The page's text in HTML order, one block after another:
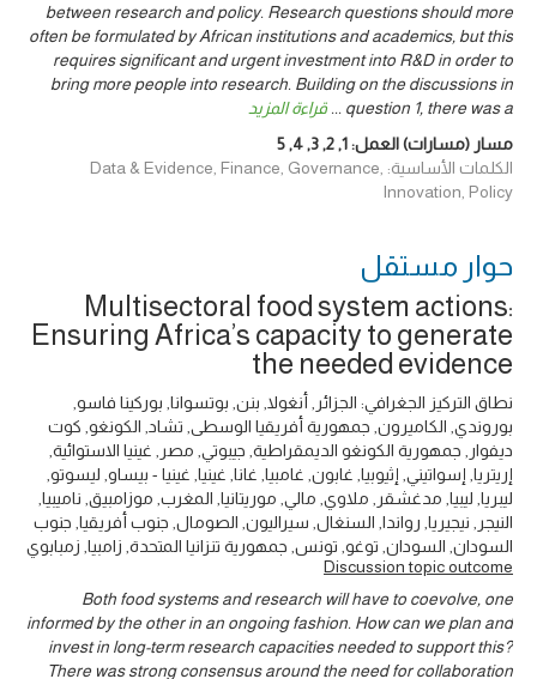
between research and policy. Research questions should more
often be formulated by African institutions and academics, but this
requires significant and urgent investment into R&D in order to
bring more people into research. Building on the discussions in
question 1, there was a
... قراءة المزيد
مسار (مسارات) العمل:1
,
2
,
3
,
4
,
5
الكلمات الأساسية: Data & Evidence, Finance, Governance,
Innovation, Policy
حوار ‎مستقل
Multisectoral food system actions:
Ensuring Africa’s capacity to generate
the needed evidence
نطاق التركيز الجغرافي: الجزائر, أنغولا, بنن, بوتسوانا, بوركينا فاسو,
بوروندي, الكاميرون, جمهورية أفريقيا الوسطى, تشاد, الكونغو, كوت
ديفوار, جمهورية الكونغو الديمقراطية, جيبوتي, مصر, غينيا الاستوائية,
إريتريا, إسواتيني, إثيوبيا, غابون, غامبيا, غانا, غينيا, غينيا - بيساو, ليسوتو,
ليبريا, ليبيا, مدغشقر, ملاوي, مالي, موريتانيا, المغرب, موزامبيق, ناميبيا,
النيجر, نيجيريا, رواندا, السنغال, سيراليون, الصومال, جنوب أفريقيا, جنوب
السودان, السودان, توغو, تونس, جمهورية تنزانيا المتحدة, زامبيا, زمبابوي
Discussion topic outcome
Both food systems and research will have to coevolve, one
informed by the other in an ongoing fashion. How can we plan and
invest in long-term research capacities needed to support this?
There was strong consensus around the need for collaboration